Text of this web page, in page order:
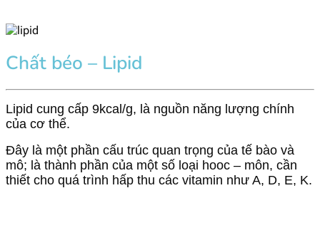
Chất béo – Lipid
Lipid cung cấp 9kcal/g, là nguồn năng lượng chính
của cơ thể.
Đây là một phần cấu trúc quan trọng của tế bào và
mô; là thành phần của một số loại hooc – môn, cần
thiết cho quá trình hấp thu các vitamin như A, D, E, K.